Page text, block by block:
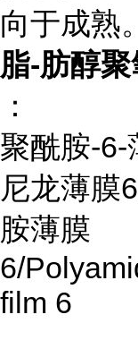
向于成熟。
脂-肪醇
：
聚酰胺-6-
尼龙薄膜
胺薄膜
6/
film 6